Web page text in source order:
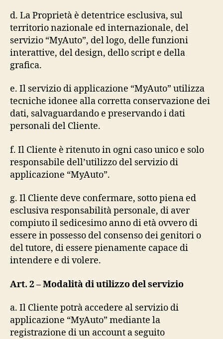
d. La Proprietà è detentrice esclusiva, sul
territorio nazionale ed internazionale, del
servizio “MyAuto”, del logo, delle funzioni
interattive, del design, dello script e della
grafica.
e. Il servizio di applicazione “MyAuto” utilizza
tecniche idonee alla corretta conservazione dei
dati, salvaguardando e preservando i dati
personali del Cliente.
f. Il Cliente è ritenuto in ogni caso unico e solo
responsabile dell’utilizzo del servizio di
applicazione “MyAuto”.
g. Il Cliente deve confermare, sotto piena ed
esclusiva responsabilità personale, di aver
compiuto il sedicesimo anno di età ovvero di
essere in possesso del consenso dei genitori o
del tutore, di essere pienamente capace di
intendere e di volere.
Art. 2 – Modalità di utilizzo del servizio
a. Il Cliente potrà accedere al servizio di
applicazione “MyAuto” mediante la
registrazione di un account a seguito